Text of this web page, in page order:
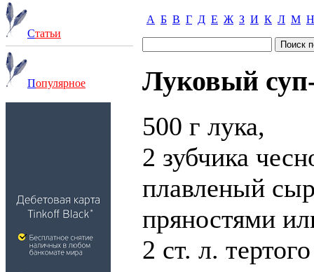
Статьи
Популярное
А Б В Г Д Е Ж З И К Л М Н
Луковый
500 г лука,
2 зубчика
плавленый
пряностями
2 ст. л.